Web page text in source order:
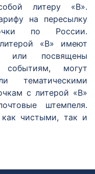
литеру «В».
на пересылку
по России.
«В» имеют
или посвящены
могут
тематическими
с литерой «В»
штемпеля.
как чистыми, так и